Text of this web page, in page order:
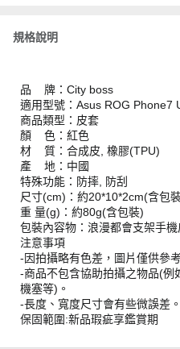
規格說明
品 牌：City boss
適用型號：Asus ROG Phone7
商品類型：皮套
顏 色：紅色
材 質：合成皮, 橡膠(TPU)
產 地：中國
特殊功能：防摔, 防刮
尺寸(cm)：約20*10*2cm(含包
重 量(g)：約80g(含包裝)
包裝內容物：浪漫都會支架手
注意事項
-因拍攝略有色差，圖片僅供參
-商品不包含協助拍攝之物品(例
機塞等)。
-長度、寬度尺寸會有些微誤差。
保固範圍:新品瑕疵享鑑賞期